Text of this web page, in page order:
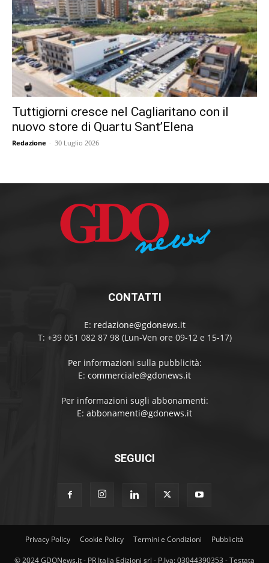
Tuttigiorni cresce nel Cagliaritano con il
nuovo store di Quartu Sant’Elena
Redazione - 30 Luglio 2026
CONTATTI
E: redazione@gdonews.it
T: +39 051 082 87 98 (Lun-Ven ore 09-12 e 15-17)
Per informazioni sulla pubblicità:
E: commerciale@gdonews.it
Per informazioni sugli abbonamenti:
E: abbonamenti@gdonews.it
SEGUICI
Privacy Policy Cookie Policy Termini e Condizioni Pubblicità
© 2024 GDONews.it - PR Italia Edizioni srl - P.Iva: 03044390353 - Testata